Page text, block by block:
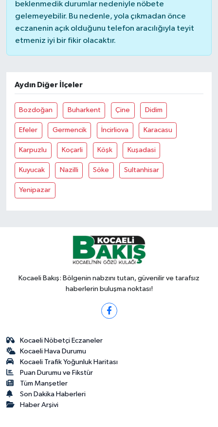
beklenmedik durumlar nedeniyle nöbete
gelemeyebilir. Bu nedenle, yola çıkmadan önce
eczanenin açık olduğunu telefon aracılığıyla teyit
etmeniz iyi bir fikir olacaktır.
Aydın Diğer İlçeler
Bozdoğan Buharkent Çine Didim
Efeler Germencik İncirliova Karacasu
Karpuzlu Koçarli Köşk Kuşadasi
Kuyucak Nazilli Söke Sultanhisar
Yenipazar
Kocaeli Bakış: Bölgenin nabzını tutan, güvenilir ve tarafsız
haberlerin buluşma noktası!
Kocaeli Nöbetçi Eczaneler
Kocaeli Hava Durumu
Kocaeli Trafik Yoğunluk Haritası
Puan Durumu ve Fikstür
Tüm Manşetler
Son Dakika Haberleri
Haber Arşivi